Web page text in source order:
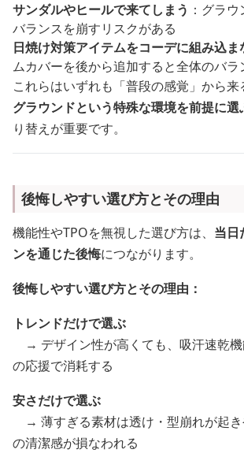
サンダルやヒールで来てしまう ：グラ
バランスを崩すリスクがある
日焼け対策アイテムをコーデに組み込ま
ムカバーを後から追加すると全体のバ
これらはいずれも「普段の感覚」から来
グラウンドという特殊な環境を前提に選
り替えが重要です。
後悔しやすい選び方とその理由
機能性やTPOを無視した選び方は、 当日
ンを通じた後悔につながります。
後悔しやすい選び方とその理由：
トレンドだけで選ぶ
→ デザイン性が高くても、吸汗速乾
の応援で消耗する
安さだけで選ぶ
→ 薄すぎる素材は透け・型崩れが起き
の清潔感が損なわれる